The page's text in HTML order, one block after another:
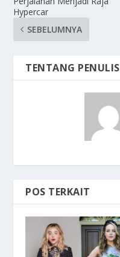
Hypercar
SEBELUMNYA
TENTANG PENULIS
POS TERKAIT